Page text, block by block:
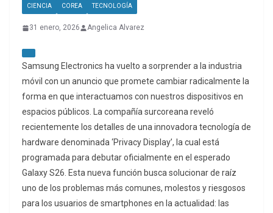
CIENCIA COREA TECNOLOGÍA
31 enero, 2026 Angelica Alvarez
Samsung Electronics ha vuelto a sorprender a la industria
móvil con un anuncio que promete cambiar radicalmente la
forma en que interactuamos con nuestros dispositivos en
espacios públicos. La compañía surcoreana reveló
recientemente los detalles de una innovadora tecnología de
hardware denominada ‘Privacy Display’, la cual está
programada para debutar oficialmente en el esperado
Galaxy S26. Esta nueva función busca solucionar de raíz
uno de los problemas más comunes, molestos y riesgosos
para los usuarios de smartphones en la actualidad: las